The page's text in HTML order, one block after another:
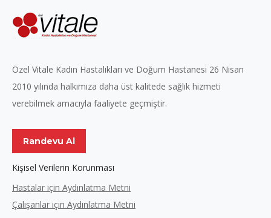
Özel Vitale Kadın Hastalıkları ve Doğum Hastanesi 26 Nisan
2010 yılında halkımıza daha üst kalitede sağlık hizmeti
verebilmek amacıyla faaliyete geçmiştir.
Randevu Al
Kişisel Verilerin Korunması
Hastalar için Aydınlatma Metni
Çalışanlar için Aydınlatma Metni